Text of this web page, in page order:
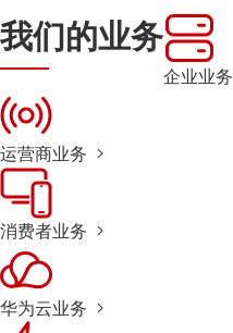
我们的业务
企业业务
运营商业务
消费者业务
华为云业务